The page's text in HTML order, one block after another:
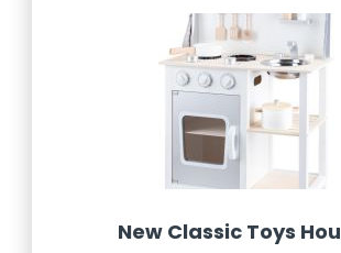
New Classic Toys